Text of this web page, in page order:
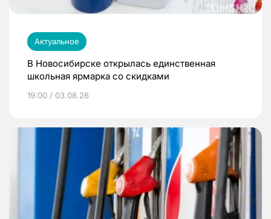
Актуальное
В Новосибирске открылась единственная
школьная ярмарка со скидками
19:00 / 03.08.26